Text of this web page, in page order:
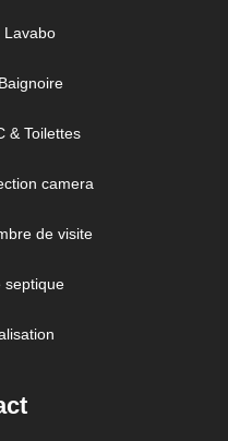
Lavabo
& Toilettes
camera
de visite
septique